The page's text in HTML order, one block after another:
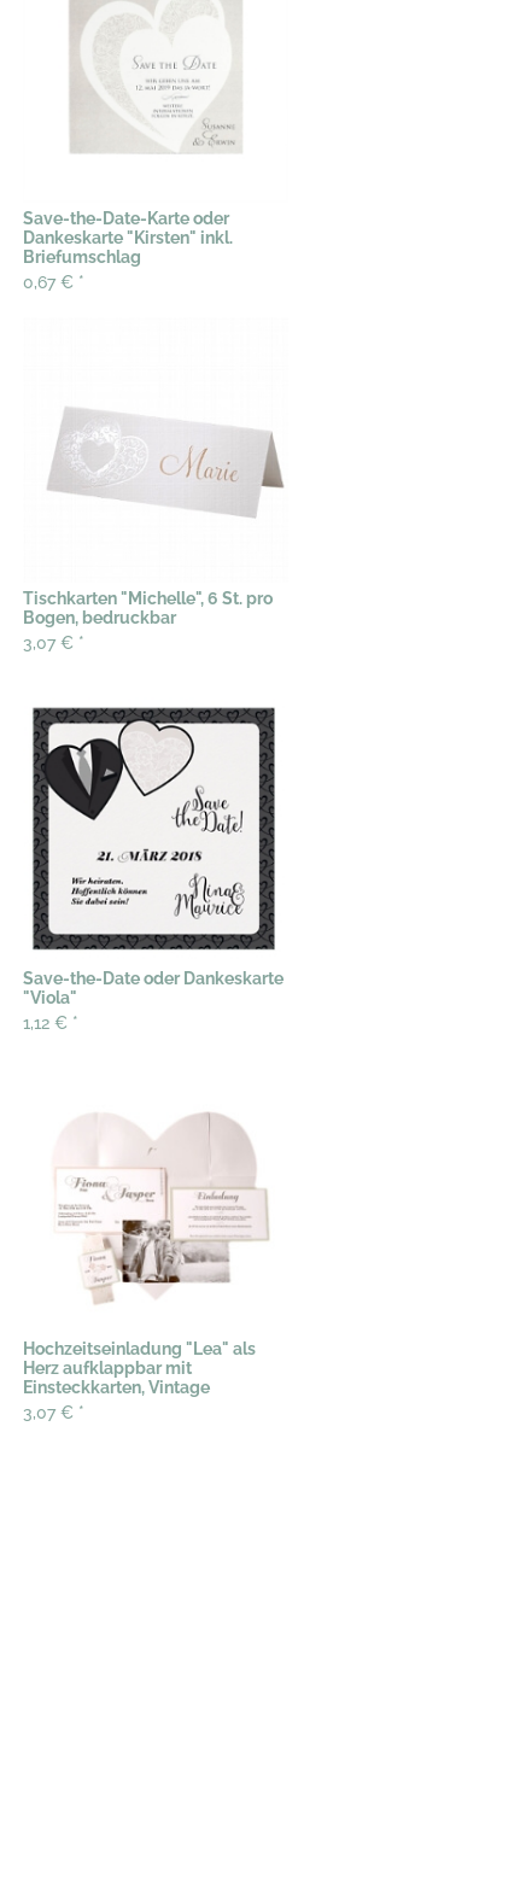
Save-the-Date-Karte oder
Dankeskarte "Kirsten" inkl.
Briefumschlag
0,67 € *
Tischkarten "Michelle", 6 St. pro
Bogen, bedruckbar
3,07 € *
Save-the-Date oder Dankeskarte
"Viola"
1,12 € *
Hochzeitseinladung "Lea" als
Herz aufklappbar mit
Einsteckkarten, Vintage
3,07 € *